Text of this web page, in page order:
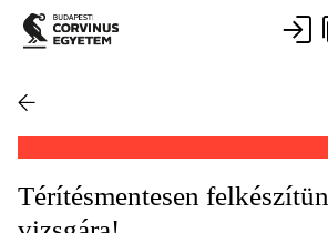
Térítésmentesen